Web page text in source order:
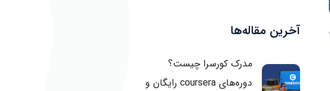
آخرین مقاله‌ها
مدرک کورسرا چیست؟
دوره‌های coursera رایگان و